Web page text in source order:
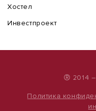
Хостел
Инвестпроект
® 2014
Политика